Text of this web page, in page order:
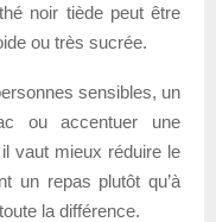
noir tiède peut être
ou très sucrée.
sensibles, un
ou accentuer une
vaut mieux réduire le
un repas plutôt qu’à
la différence.